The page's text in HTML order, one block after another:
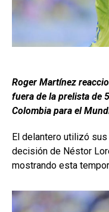
Roger Martínez
fuera de la prelista de
Colombia para el
El delantero utilizó
decisión de Néstor
mostrando esta